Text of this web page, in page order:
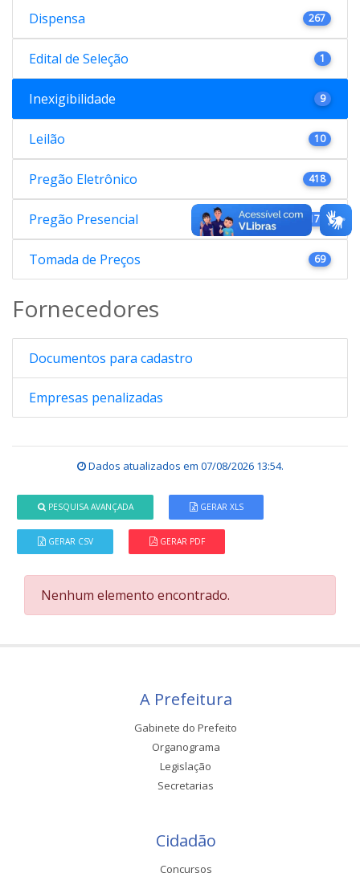
Dispensa 267
Edital de Seleção 1
Inexigibilidade 9
Leilão 10
Pregão Eletrônico 418
Pregão Presencial 176
Tomada de Preços 69
Fornecedores
Documentos para cadastro
Empresas penalizadas
Dados atualizados em 07/08/2026 13:54.
PESQUISA AVANÇADA GERAR XLS
GERAR CSV GERAR PDF
Nenhum elemento encontrado.
A Prefeitura
Gabinete do Prefeito
Organograma
Legislação
Secretarias
Cidadão
Concursos